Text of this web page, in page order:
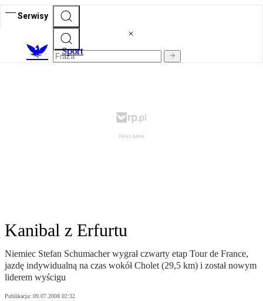
Serwisy
Sport
Kanibal z Erfurtu
Niemiec Stefan Schumacher wygrał czwarty etap Tour de France,
jazdę indywidualną na czas wokół Cholet (29,5 km) i został nowym
liderem wyścigu
Publikacja: 09.07.2008 02:32